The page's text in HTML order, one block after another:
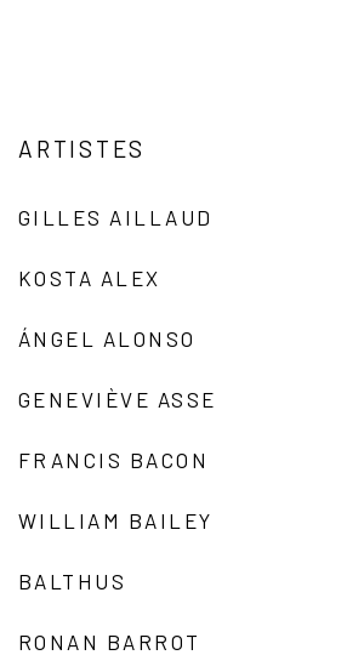
ARTISTES
GILLES AILLAUD
KOSTA ALEX
ÁNGEL ALONSO
GENEVIÈVE ASSE
FRANCIS BACON
WILLIAM BAILEY
BALTHUS
RONAN BARROT